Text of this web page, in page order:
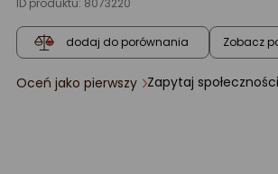
ID produktu: 8073220
dodaj do porównania Zobacz
ocena
Oceń jako pierwszy Zapytaj społeczności